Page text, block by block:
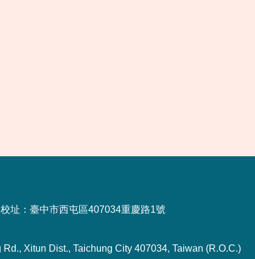
校址：臺中市西屯區407034重慶路1號
Rd., Xitun Dist., Taichung City 407034, Taiwan (R.O.C.)